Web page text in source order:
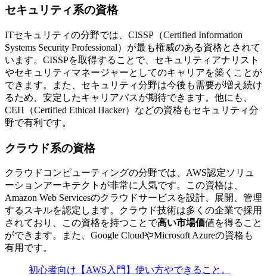
セキュリティ系の資格
ITセキュリティの分野では、CISSP（Certified Information
Systems Security Professional）が最も権威のある資格とされて
います。CISSPを取得することで、セキュリティアナリスト
やセキュリティマネージャーとしてのキャリアを築くことが
できます。また、セキュリティ分野は今後も需要が増え続け
るため、 安定したキャリアパスが期待できます。 他にも、
CEH（Certified Ethical Hacker）などの資格もセキュリティ分
野で有利です。
クラウド系の資格
クラウドコンピューティングの分野では、AWS認定ソリュ
ーションアーキテクトが非常に人気です。この資格は、
Amazon Web Servicesのクラウドサービスを設計、展開、管理
するスキルを認定します。
クラウド技術は多くの企業で採用
されており、この資格を持つことで高い市場価値を得ること
ができます。また、Google CloudやMicrosoft Azureの資格も
有用です。
初心者向け【AWS入門】使い方やできること。